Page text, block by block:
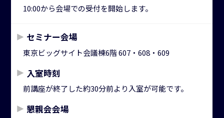
10:00から会場での受付を開始します。
セミナー会場
東京ビッグサイト会議棟6階 607・608・609
入室時刻
前講座が終了した約30分前より入室が可能です。
懇親会会場